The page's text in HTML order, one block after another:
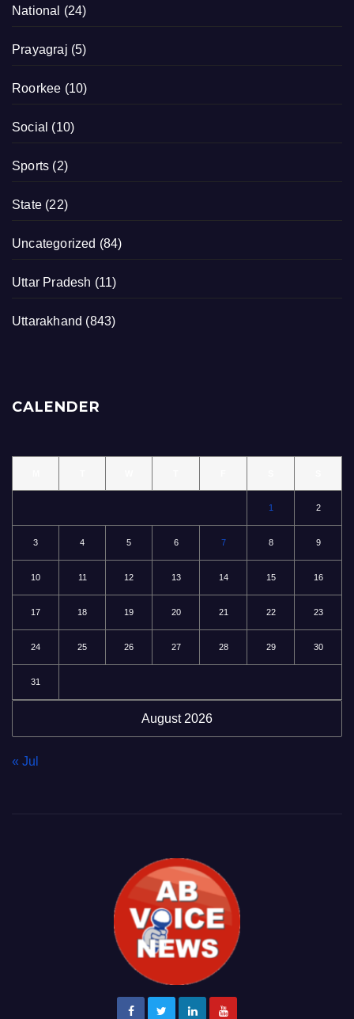
National (24)
Prayagraj (5)
Roorkee (10)
Social (10)
Sports (2)
State (22)
Uncategorized (84)
Uttar Pradesh (11)
Uttarakhand (843)
CALENDER
August 2026
1 2
3 4 5 6 7 8 9
10 11 12 13 14 15 16
17 18 19 20 21 22 23
24 25 26 27 28 29 30
31
« Jul